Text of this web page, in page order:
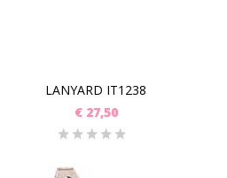
LANYARD IT1238
€27,50